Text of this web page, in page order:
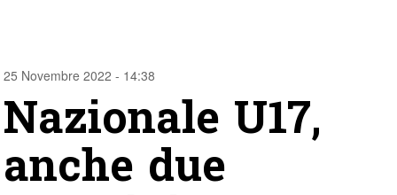
25 Novembre 2022 - 14:38
Nazionale U17,
anche due